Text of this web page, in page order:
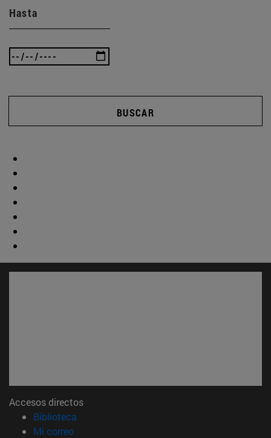
Hasta
BUSCAR
Accesos directos
Biblioteca
Mi correo(abre en nueva ventana)